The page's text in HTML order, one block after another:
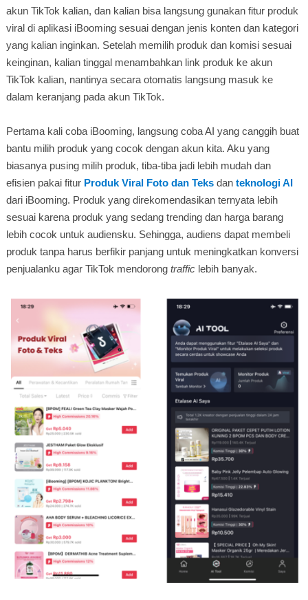
akun TikTok kalian, dan kalian bisa langsung gunakan fitur produk
viral di aplikasi iBooming sesuai dengan jenis konten dan kategori
yang kalian inginkan. Setelah memilih produk dan komisi sesuai
keinginan, kalian tinggal menambahkan link produk ke akun
TikTok kalian, nantinya secara otomatis langsung masuk ke
dalam keranjang pada akun TikTok.
Pertama kali coba iBooming, langsung coba AI yang canggih buat
bantu milih produk yang cocok dengan akun kita. Aku yang
biasanya pusing milih produk, tiba-tiba jadi lebih mudah dan
efisien pakai fitur Produk Viral Foto dan Teksdan teknologi AI
dari iBooming. Produk yang direkomendasikan ternyata lebih
sesuai karena produk yang sedang trending dan harga barang
lebih cocok untuk audiensku. Sehingga, audiens dapat membeli
produk tanpa harus berfikir panjang untuk meningkatkan konversi
penjualanku agar TikTok mendorong traffic lebih banyak.